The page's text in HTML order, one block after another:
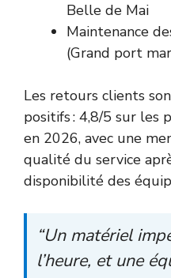
Belle de Mai
Maintenance
(Grand port
Les retours clients
positifs : 4,8/5 sur les
en 2026, avec une
qualité du service
disponibilité des
“Un matériel
l’heure, et une